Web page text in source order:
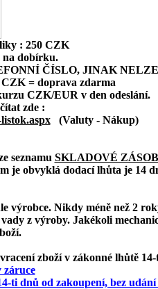
: 250 CZK
na dobírku.
ČÍSLO, JINAK
= doprava zdarma
CZK/EUR v den odeslání.
zde :
(Valuty - Nákup)
seznamu SKLADOVÉ
je obvyklá dodací lhůta je 14
výrobce. Nikdy méně než 2
z výroby. Jakékoli
zboží v zákonné lhůtě
záruce
ti dnů od zakoupení, bez